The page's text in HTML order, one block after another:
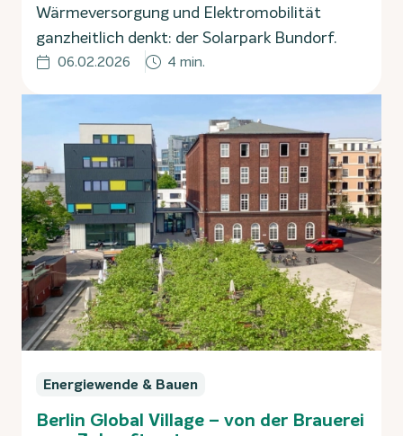
Wärmeversorgung und Elektromobilität
ganzheitlich denkt: der Solarpark Bundorf.
06.02.2026 4 min.
Energiewende & Bauen
Berlin Global Village – von der Brauerei